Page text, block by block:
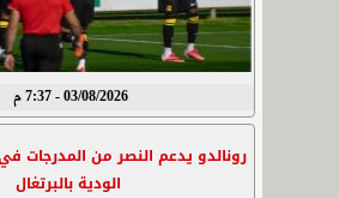
03/08/2026 - 7:37 م
رونالدو يدعم النصر من المدرجات
الودية بالبرتغال